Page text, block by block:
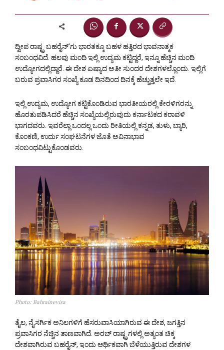
ದ್ವೀಪ ರಾಷ್ಟ್ರ ಬಹರೈನ್’ಗು ಭಾರತಕ್ಕೂ ಬಹಳ ಹತ್ತಿರದ ಭಾವನಾತ್ಮಕ
ಸಂಬಂಧವಿದೆ. ಹಲವು ಮಂದಿ ಇಲ್ಲಿ ಉದ್ಯಮ ಕಟ್ಟಿದ್ದರೆ, ಇನ್ನೂ ಹೆಚ್ಚಿನ ಮಂದಿ
ಉದ್ಯೋಗದಲ್ಲಿದ್ದಾರೆ. ಈ ದೇಶ ಏಷ್ಯಾದ ಅತೀ ಸುಂದರ ದೇಶಗಳಲ್ಲೊಂದು. ಇಲ್ಲಿಗೆ
ಬರುವ ಪ್ರವಾಸಿಗರ ಸಂಖ್ಯೆ ಕೂಡ ದಿನದಿಂದ ದಿನಕ್ಕೆ ಹೆಚ್ಚುತ್ತಲೇ ಇದೆ.
ಇಲ್ಲಿ ಉದ್ಯಮ, ಉದ್ಯೋಗ ಕಟ್ಟಿಕೊಂಡಿರುವ ಭಾರತೀಯರಲ್ಲಿ ಕೇರಳಿಗರನ್ನು
ಹೊರತುಪಡಿಸಿದರೆ ಹೆಚ್ಚಿನ ಸಂಖ್ಯೆಯಲ್ಲಿರುವುದು ಕರ್ನಾಟಕದ ಕರಾವಳಿ
ಭಾಗದವರು. ಇವರೆಲ್ಲಾ ಒಂದಲ್ಲ ಒಂದು ರೀತಿಯಲ್ಲಿ ಕನ್ನಡ, ತುಳು, ಬ್ಯಾರಿ,
ಕೊಂಕಣಿ, ಉರ್ದು ಸಂಘಟನೆಗಳ ಜೊತೆ ಅವಿನಾಭಾವ
ಸಂಬಂಧವಿಟ್ಟುಕೊಂಡವರು.
Photo: Bahrainevisa
ತೈಲ, ನೈಸರ್ಗಿಕ ಅನಿಲಗಳಿಗೆ ಹೆಸರುವಾಸಿಯಾಗಿರುವ ಈ ದೇಶ, ಜಗತ್ತಿನ
ಪ್ರವಾಸಿಗರ ನೆಚ್ಚಿನ ತಾಣವಾಗಿದೆ. ಅರಬ್ ರಾಷ್ಟ್ರಗಳಲ್ಲಿ ಅತ್ಯಂತ ಚಿಕ್ಕ
ದೇಶವಾಗಿರುವ ಬಹರೈನ್, ಇಂದು ಆರ್ಥಿಕವಾಗಿ ಬೆಳೆಯುತ್ತಿರುವ ದೇಶಗಳ